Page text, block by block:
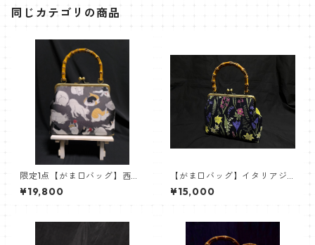
同じカテゴリの商品
限定1点【がま口バッグ】西陣
織 猫【竹ハンドル】
¥19,800
【がま口バッグ】イタリアジ
ャガードボタニカル【竹ハン
ドル】
¥15,000